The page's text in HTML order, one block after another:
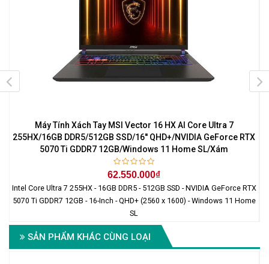
Máy Tính Xách Tay MSI Vector 16 HX AI Core Ultra 7
255HX/16GB DDR5/512GB SSD/16'' QHD+/NVIDIA GeForce RTX
5070 Ti GDDR7 12GB/Windows 11 Home SL/Xám
62.550.000₫
Intel Core Ultra 7 255HX - 16GB DDR5 - 512GB SSD - NVIDIA GeForce RTX
5070 Ti GDDR7 12GB - 16-Inch - QHD+ (2560 x 1600) - Windows 11 Home
SL
SẢN PHẨM KHÁC CÙNG LOẠI